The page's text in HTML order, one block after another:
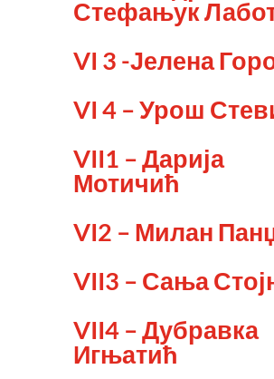
Стефањук
VI 3 -Јелена
VI 4 – Урош
VII1 – Дарија
Мотичић
VI2 – Милан
VII3 – Сања
VII4 – Дубравка
Игњатић